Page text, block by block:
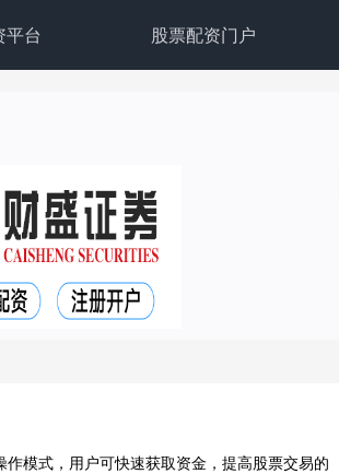
平台 股票配资门户
模式，用户可快速获取资金，提高股票交易的